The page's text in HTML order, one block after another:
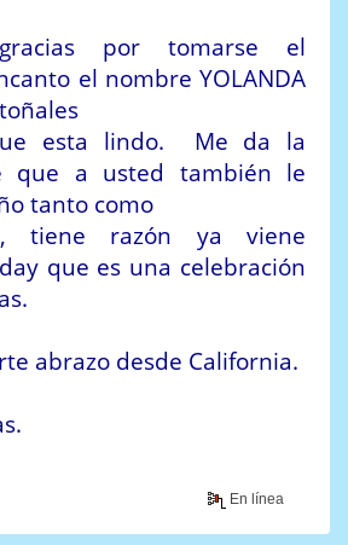
por tomarse el
el nombre YOLANDA
esta lindo. Me da la
que a usted también le
tanto como
razón ya viene
que es una celebración
abrazo desde California.
En línea